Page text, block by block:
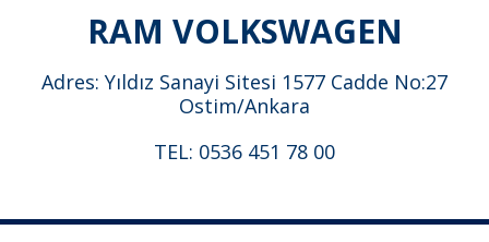
RAM VOLKSWAGEN
Adres: Yıldız Sanayi Sitesi 1577 Cadde No:27
Ostim/Ankara
TEL: 0536 451 78 00